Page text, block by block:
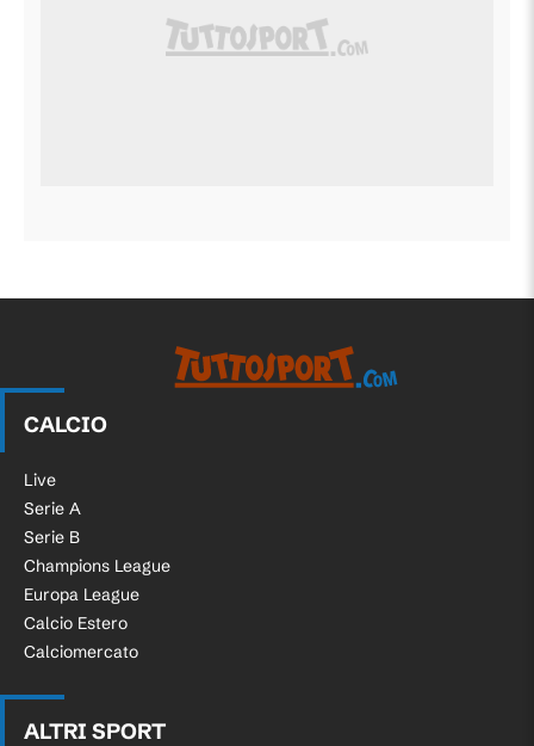
CALCIO
Live
Serie A
Serie B
Champions League
Europa League
Calcio Estero
Calciomercato
ALTRI SPORT